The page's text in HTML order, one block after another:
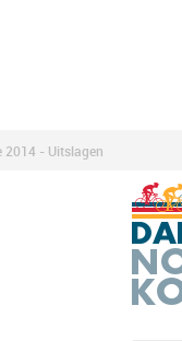
2014 - Uitslagen